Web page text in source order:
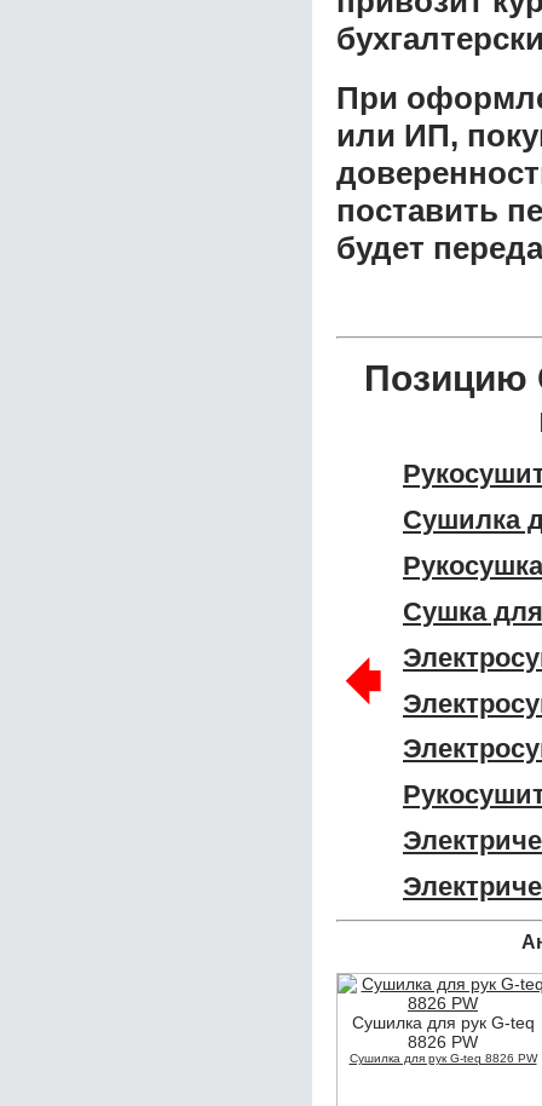
При
или ИП,
поставить
будет
Позицию
Сушилка
Сушка для
🠸
Сушилка для рук G-teq
8826 PW
Сушилка для рук G-teq 8826 PW